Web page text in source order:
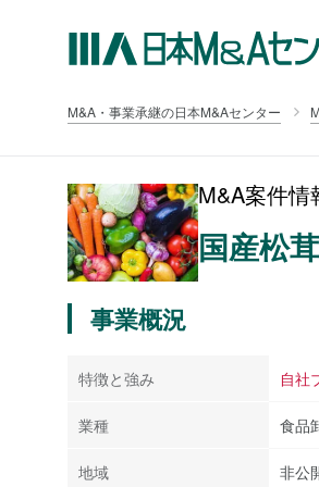
M&A・事業承継の日本M&Aセンター
M&A案件情
国産松
事業概況
特徴と強み 自社
業種 食品
地域 非公